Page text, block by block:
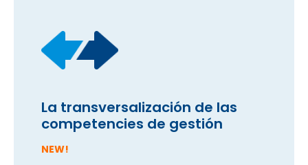
La transversalización de las
competencies de gestión
NEW!